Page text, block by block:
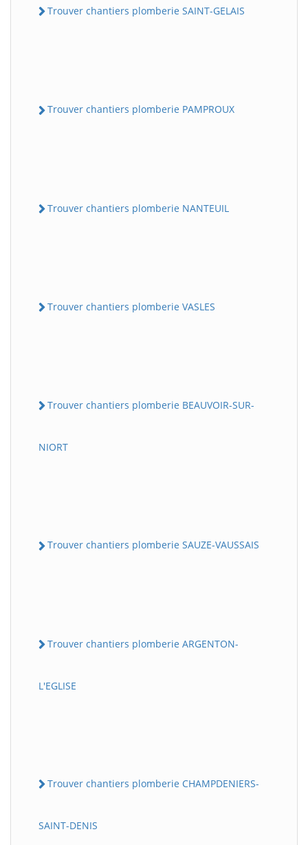
Trouver chantiers plomberie SAINT-GELAIS
Trouver chantiers plomberie PAMPROUX
Trouver chantiers plomberie NANTEUIL
Trouver chantiers plomberie VASLES
Trouver chantiers plomberie BEAUVOIR-SUR-
NIORT
Trouver chantiers plomberie SAUZE-VAUSSAIS
Trouver chantiers plomberie ARGENTON-
L'EGLISE
Trouver chantiers plomberie CHAMPDENIERS-
SAINT-DENIS